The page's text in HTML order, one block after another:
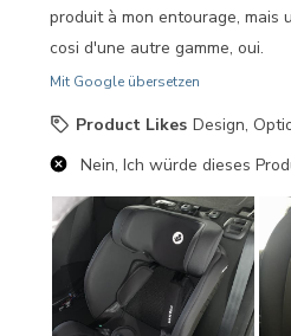
produit à mon entourage, mais
cosi d'une autre gamme, oui.
Mit Google übersetzen
Product Likes Design,
Nein, Ich würde dieses